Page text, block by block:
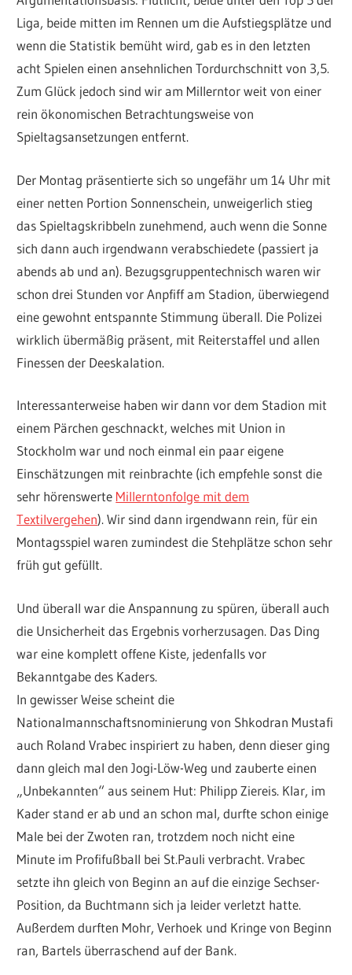
Liga, beide mitten im Rennen um die Aufstiegsplätze und
wenn die Statistik bemüht wird, gab es in den letzten
acht Spielen einen ansehnlichen Tordurchschnitt von 3,5.
Zum Glück jedoch sind wir am Millerntor weit von einer
rein ökonomischen Betrachtungsweise von
Spieltagsansetzungen entfernt.
Der Montag präsentierte sich so ungefähr um 14 Uhr mit
einer netten Portion Sonnenschein, unweigerlich stieg
das Spieltagskribbeln zunehmend, auch wenn die Sonne
sich dann auch irgendwann verabschiedete (passiert ja
abends ab und an). Bezugsgruppentechnisch waren wir
schon drei Stunden vor Anpfiff am Stadion, überwiegend
eine gewohnt entspannte Stimmung überall. Die Polizei
wirklich übermäßig präsent, mit Reiterstaffel und allen
Finessen der Deeskalation.
Interessanterweise haben wir dann vor dem Stadion mit
einem Pärchen geschnackt, welches mit Union in
Stockholm war und noch einmal ein paar eigene
Einschätzungen mit reinbrachte (ich empfehle sonst die
sehr hörenswerte Millerntonfolge mit dem
Textilvergehen). Wir sind dann irgendwann rein, für ein
Montagsspiel waren zumindest die Stehplätze schon sehr
früh gut gefüllt.
Und überall war die Anspannung zu spüren, überall auch
die Unsicherheit das Ergebnis vorherzusagen. Das Ding
war eine komplett offene Kiste, jedenfalls vor
Bekanntgabe des Kaders.
In gewisser Weise scheint die
Nationalmannschaftsnominierung von Shkodran Mustafi
auch Roland Vrabec inspiriert zu haben, denn dieser ging
dann gleich mal den Jogi-Löw-Weg und zauberte einen
„Unbekannten“ aus seinem Hut: Philipp Ziereis. Klar, im
Kader stand er ab und an schon mal, durfte schon einige
Male bei der Zwoten ran, trotzdem noch nicht eine
Minute im Profifußball bei St.Pauli verbracht. Vrabec
setzte ihn gleich von Beginn an auf die einzige Sechser-
Position, da Buchtmann sich ja leider verletzt hatte.
Außerdem durften Mohr, Verhoek und Kringe von Beginn
ran, Bartels überraschend auf der Bank.